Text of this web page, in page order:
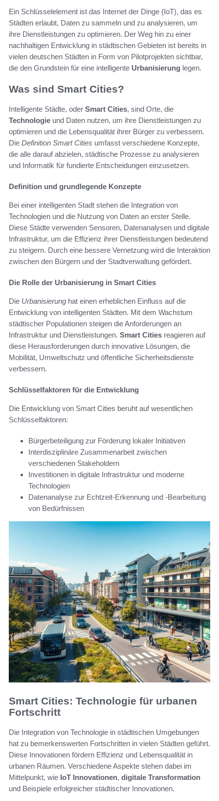
Ein Schlüsselelement ist das Internet der Dinge (IoT), das es
Städten erlaubt, Daten zu sammeln und zu analysieren, um
ihre Dienstleistungen zu optimieren. Der Weg hin zu einer
nachhaltigen Entwicklung in städtischen Gebieten ist bereits in
vielen deutschen Städten in Form von Pilotprojekten sichtbar,
die den Grundstein für eine intelligente Urbanisierung legen.
Was sind Smart Cities?
Intelligente Städte, oder Smart Cities, sind Orte, die
Technologie und Daten nutzen, um ihre Dienstleistungen zu
optimieren und die Lebensqualität ihrer Bürger zu verbessern.
Die Definition Smart Cities umfasst verschiedene Konzepte,
die alle darauf abzielen, städtische Prozesse zu analysieren
und Informatik für fundierte Entscheidungen einzusetzen.
Definition und grundlegende Konzepte
Bei einer intelligenten Stadt stehen die Integration von
Technologien und die Nutzung von Daten an erster Stelle.
Diese Städte verwenden Sensoren, Datenanalysen und digitale
Infrastruktur, um die Effizienz ihrer Dienstleistungen bedeutend
zu steigern. Durch eine bessere Vernetzung wird die Interaktion
zwischen den Bürgern und der Stadtverwaltung gefördert.
Die Rolle der Urbanisierung in Smart Cities
Die Urbanisierung hat einen erheblichen Einfluss auf die
Entwicklung von intelligenten Städten. Mit dem Wachstum
städtischer Populationen steigen die Anforderungen an
Infrastruktur und Dienstleistungen. Smart Cities reagieren auf
diese Herausforderungen durch innovative Lösungen, die
Mobilität, Umweltschutz und öffentliche Sicherheitsdienste
verbessern.
Schlüsselfaktoren für die Entwicklung
Die Entwicklung von Smart Cities beruht auf wesentlichen
Schlüsselfaktoren:
Bürgerbeteiligung zur Förderung lokaler Initiativen
Interdisziplinäre Zusammenarbeit zwischen
verschiedenen Stakeholdern
Investitionen in digitale Infrastruktur und moderne
Technologien
Datenanalyse zur Echtzeit-Erkennung und -Bearbeitung
von Bedürfnissen
Smart Cities: Technologie für urbanen
Fortschritt
Die Integration von Technologie in städtischen Umgebungen
hat zu bemerkenswerten Fortschritten in vielen Städten geführt.
Diese Innovationen fördern Effizienz und Lebensqualität in
urbanen Räumen. Verschiedene Aspekte stehen dabei im
Mittelpunkt, wie IoT Innovationen, digitale Transformation
und Beispiele erfolgreicher städtischer Innovationen.